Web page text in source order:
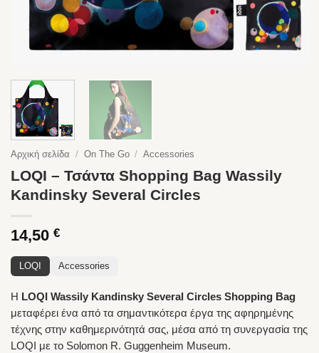
Αρχική σελίδα / On The Go / Accessories
LOQI – Τσάντα Shopping Bag Wassily
Kandinsky Several Circles
14,50 €
LOQI Accessories
Η LOQI Wassily Kandinsky Several Circles Shopping Bag
μεταφέρει ένα από τα σημαντικότερα έργα της αφηρημένης
τέχνης στην καθημερινότητά σας, μέσα από τη συνεργασία της
LOQI με το Solomon R. Guggenheim Museum.